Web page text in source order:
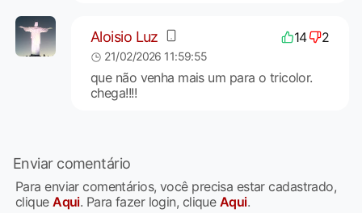
Aloisio Luz 14 2
21/02/2026 11:59:55
que não venha mais um para o tricolor.
chega!!!!
Enviar comentário
Para enviar comentários, você precisa estar cadastrado,
cliqueAqui. Para fazer login, clique Aqui.